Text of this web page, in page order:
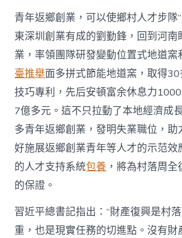
青年返鄉創業，可以使鄉村人才步隊
東深圳創業有成的劉勤鋒，回到河南
業，率領團隊研發變動位置式地道窯
臺推舉面多拼式節能地道窯，取得30
技巧專利，先后安頓富余休息力
7億多元。這不只拉動了本地經濟成
多青年返鄉創業，發明失業職位，助
好施展返鄉創業青年等人才的示范效
的人才支持系統包養 ，將為村落周
的保證。
習近平總書記指出：“財產復興是村
重，也是現實任務的切進點。沒有財